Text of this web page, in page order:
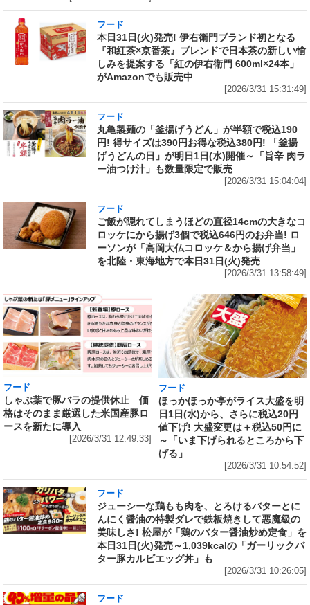
フード
本日31日(火)発売! 伊右衛門ブランド初となる
『和紅茶×京番茶』ブレンドで日本茶の新しい愉
しみを提案する「紅の伊右衛門 600ml×24本」
がAmazonでも販売中
[2026/3/31 15:31:49]
フード
丸亀製麺の「釜揚げうどん」が半額で税込190
円! 得サイズは390円お得な税込380円! 「釜揚
げうどんの日」が明日1日(水)開催～「旨辛 肉ラ
ー油つけ汁」も数量限定で販売
[2026/3/31 15:04:04]
フード
ご飯が隠れてしまうほどの直径14cmの大きなコ
ロッケにから揚げ3個で税込646円のお弁当! ロ
ーソンが「高岡大仏コロッケ＆から揚げ弁当」
を北陸・東海地方で本日31日(火)発売
[2026/3/31 13:58:49]
フード
しゃぶ葉で豚バラの提供休止 価
格はそのまま厳選した米国産豚ロ
ースを新たに導入
[2026/3/31 12:49:33]
フード
ほっかほっか亭がライス大盛を明
日1日(水)から、さらに税込20円
値下げ! 大盛変更は＋税込50円に
～「いま下げられるところから下
げる」
[2026/3/31 10:54:52]
フード
ジューシーな鶏もも肉を、とろけるバターとに
んにく醤油の特製ダレで鉄板焼きして悪魔級の
美味しさ! 松屋が「鶏のバター醤油炒め定食」を
本日31日(火)発売～1,039kcalの「ガーリックバ
ター豚カルビエッグ丼」も
[2026/3/31 10:26:05]
フード